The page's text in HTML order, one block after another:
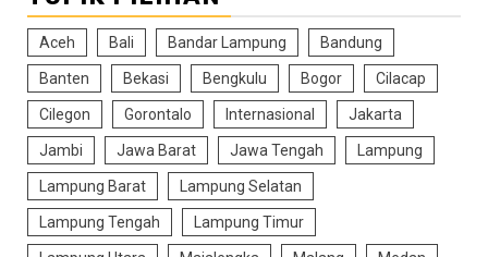
Aceh Bali Bandar Lampung Bandung
Banten Bekasi Bengkulu Bogor Cilacap
Cilegon Gorontalo Internasional Jakarta
Jambi Jawa Barat Jawa Tengah Lampung
Lampung Barat Lampung Selatan
Lampung Tengah Lampung Timur